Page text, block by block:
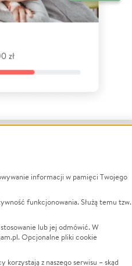
LGBTQ+
Powódź
Wichura
informacji w pamięci Twojego
funkcjonowania. Służą temu tzw.
lub jej odmówić. W
Opcjonalne pliki cookie
z naszego serwisu – skąd